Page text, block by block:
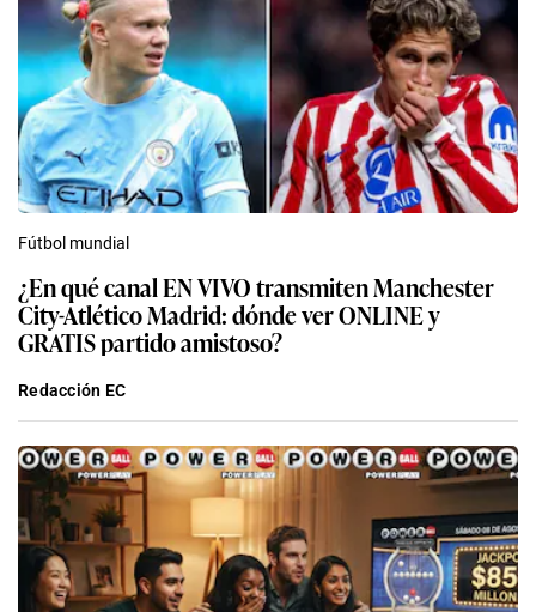
Fútbol mundial
¿En qué canal EN VIVO transmiten Manchester
City-Atlético Madrid: dónde ver ONLINE y
GRATIS partido amistoso?
Redacción EC